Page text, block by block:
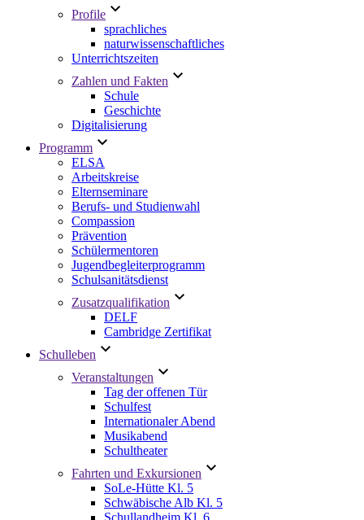
Profile
sprachliches
naturwissenschaftliches
Unterrichtszeiten
Zahlen und Fakten
Schule
Geschichte
Digitalisierung
Programm
ELSA
Arbeitskreise
Elternseminare
Berufs- und Studienwahl
Compassion
Prävention
Schülermentoren
Jugendbegleiterprogramm
Schulsanitätsdienst
Zusatzqualifikation
DELF
Cambridge Zertifikat
Schulleben
Veranstaltungen
Tag der offenen Tür
Schulfest
Internationaler Abend
Musikabend
Schultheater
Fahrten und Exkursionen
SoLe-Hütte Kl. 5
Schwäbische Alb Kl. 5